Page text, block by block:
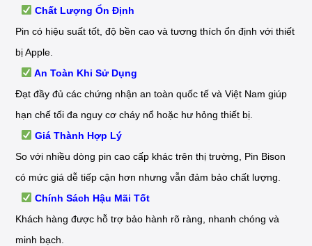
Chất Lượng Ổn Định
Pin có hiệu suất tốt, độ bền cao và tương thích ổn định với thiết
bị Apple.
An Toàn Khi Sử Dụng
Đạt đầy đủ các chứng nhận an toàn quốc tế và Việt Nam giúp
hạn chế tối đa nguy cơ cháy nổ hoặc hư hỏng thiết bị.
Giá Thành Hợp Lý
So với nhiều dòng pin cao cấp khác trên thị trường, Pin Bison
có mức giá dễ tiếp cận hơn nhưng vẫn đảm bảo chất lượng.
Chính Sách Hậu Mãi Tốt
Khách hàng được hỗ trợ bảo hành rõ ràng, nhanh chóng và
minh bạch.